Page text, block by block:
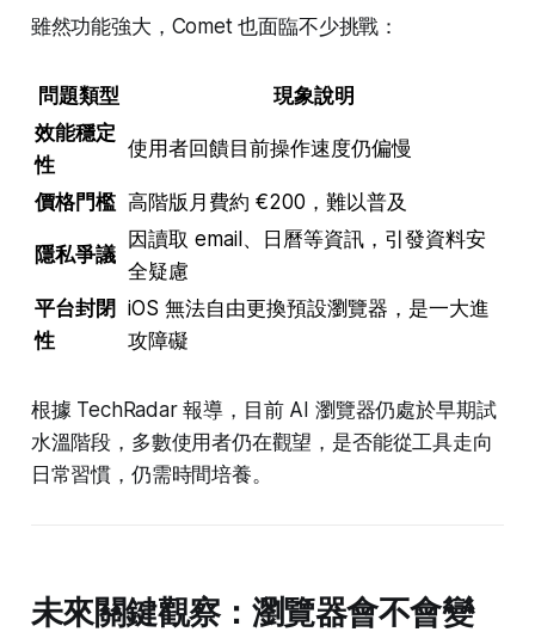
雖然功能強大，Comet 也面臨不少挑戰：
問題類型
現象說明
效能穩定
性
使用者回饋目前操作速度仍偏慢
價格門檻 高階版月費約 €200，難以普及
隱私爭議
因讀取 email、日曆等資訊，引發資料安
全疑慮
平台封閉
性
iOS 無法自由更換預設瀏覽器，是一大進
攻障礙
根據 TechRadar 報導，目前 AI 瀏覽器仍處於早期試
水溫階段，多數使用者仍在觀望，是否能從工具走向
日常習慣，仍需時間培養。
未來關鍵觀察：瀏覽器會不會變